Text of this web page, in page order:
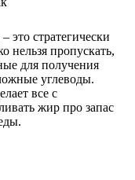
это стратегически
нельзя пропускать,
для получения
углеводы.
все с
жир про запас